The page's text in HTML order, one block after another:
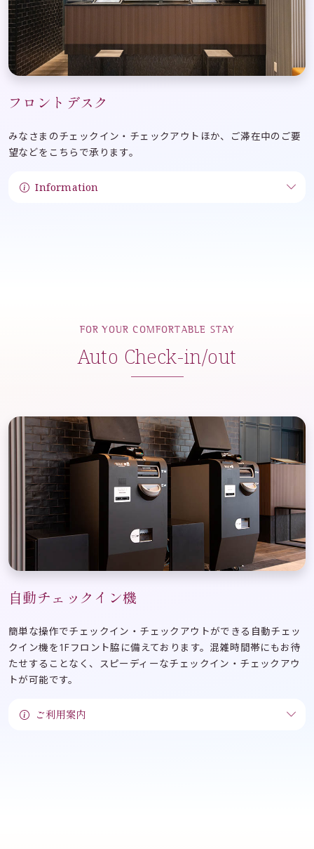
フロントデスク
みなさまのチェックイン・チェックアウトほか、ご滞在中のご要
望などをこちらで承ります。
Information
FOR YOUR COMFORTABLE STAY
Auto Check-in/out
自動チェックイン機
簡単な操作でチェックイン・チェックアウトができる自動チェッ
クイン機を1Fフロント脇に備えております。 混雑時間帯にもお待
たせすることなく、スピーディーなチェックイン・チェックアウ
トが可能です。
ご利用案内